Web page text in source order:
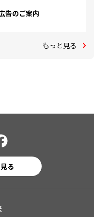
告のご案内
もっと見る
る